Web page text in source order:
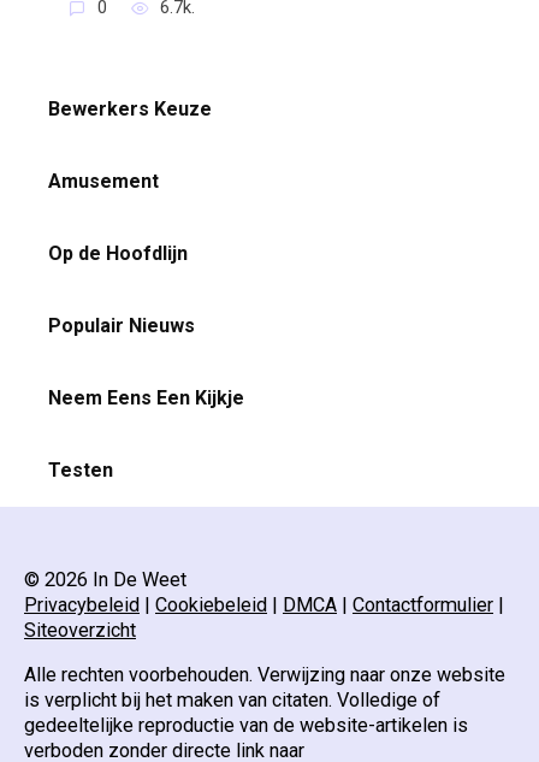
0 6.7k.
Bewerkers Keuze
Amusement
Op de Hoofdlijn
Populair Nieuws
Neem Eens Een Kijkje
Testen
© 2026 In De Weet
Privacybeleid | Cookiebeleid | DMCA | Contactformulier |
Siteoverzicht
Alle rechten voorbehouden. Verwijzing naar onze website
is verplicht bij het maken van citaten. Volledige of
gedeeltelijke reproductie van de website-artikelen is
verboden zonder directe link naar